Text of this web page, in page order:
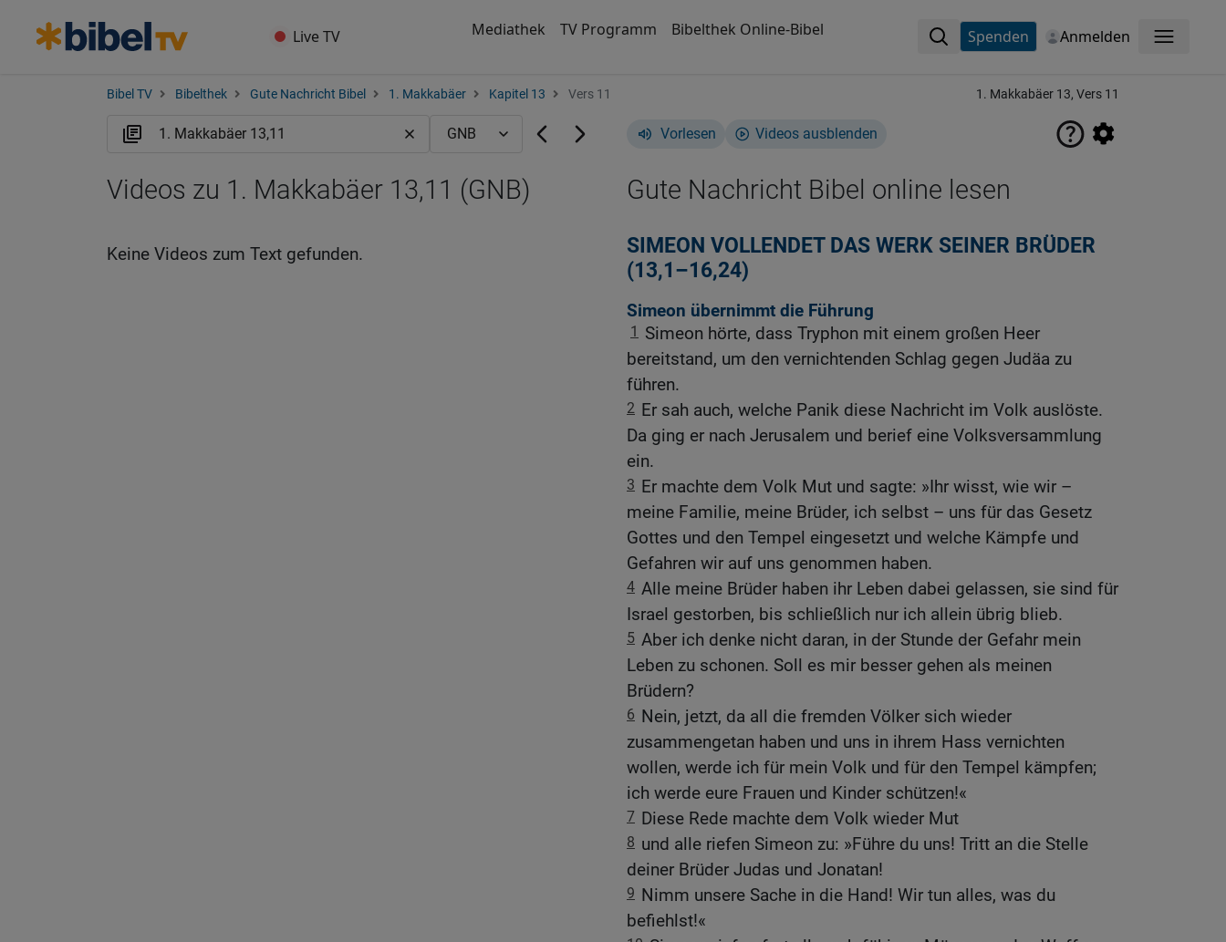
Live TV Mediathek TV Programm Bibelthek Online-Bibel Spenden Anmelden Menü
Bibel TV Bibelthek Gute Nachricht Bibel 1. Makkabäer Kapitel 13 Vers 11 1. Makkabäer 13, Vers 11
Vorlesen Videos ausblenden
Gute Nachricht Bibel online lesen
SIMEON VOLLENDET DAS WERK SEINER BRÜDER
(13,1–16,24)
Simeon übernimmt die Führung
1
Simeon hörte, dass Tryphon mit einem großen Heer
bereitstand, um den vernichtenden Schlag gegen Judäa zu
führen.
2 Er sah auch, welche Panik diese Nachricht im Volk auslöste.
Da ging er nach Jerusalem und berief eine Volksversammlung
ein.
3 Er machte dem Volk Mut und sagte: »Ihr wisst, wie wir –
meine Familie, meine Brüder, ich selbst – uns für das Gesetz
Gottes und den Tempel eingesetzt und welche Kämpfe und
Gefahren wir auf uns genommen haben.
4 Alle meine Brüder haben ihr Leben dabei gelassen, sie sind für
Israel gestorben, bis schließlich nur ich allein übrig blieb.
5 Aber ich denke nicht daran, in der Stunde der Gefahr mein
Leben zu schonen. Soll es mir besser gehen als meinen
Brüdern?
6 Nein, jetzt, da all die fremden Völker sich wieder
zusammengetan haben und uns in ihrem Hass vernichten
wollen, werde ich für mein Volk und für den Tempel kämpfen;
ich werde eure Frauen und Kinder schützen!«
7 Diese Rede machte dem Volk wieder Mut
8 und alle riefen Simeon zu: »Führe du uns! Tritt an die Stelle
deiner Brüder Judas und Jonatan!
9 Nimm unsere Sache in die Hand! Wir tun alles, was du
befiehlst!«
Videos zu 1. Makkabäer 13,11 (GNB)
Keine Videos zum Text gefunden.